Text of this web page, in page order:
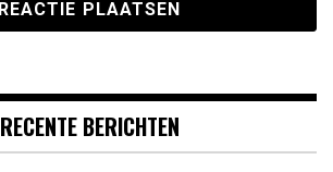
RECENTE BERICHTEN